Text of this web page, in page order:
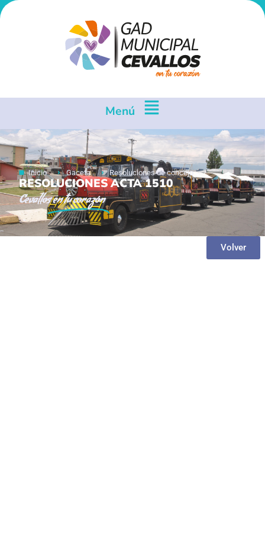
Menú
Inicio Gaceta Resoluciones de concejo
RESOLUCIONES ACTA 1510
Cevallosen tu corazón
Volver